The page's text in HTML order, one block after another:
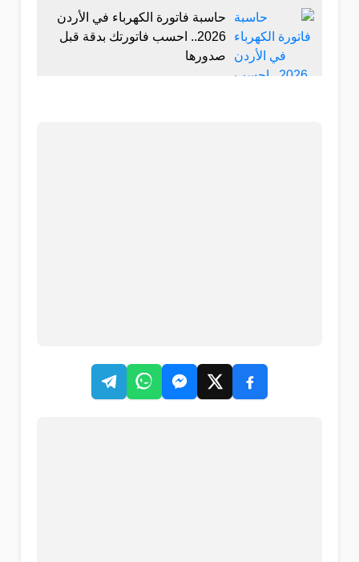
حاسبة فاتورة الكهرباء في الأردن
2026.. احسب فاتورتك بدقة قبل
صدورها